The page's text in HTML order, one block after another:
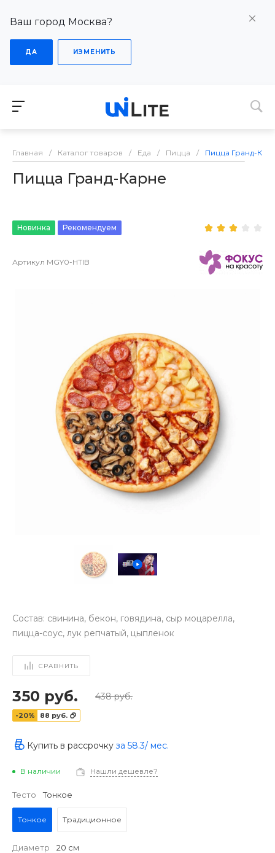
Ваш город Москва?
ДА ИЗМЕНИТЬ
Главная / Каталог товаров / Еда / Пицца / Пицца Гранд-
Пицца Гранд-Карне
Новинка Рекомендуем
Артикул MGY0-HTIB
Состав: свинина, бекон, говядина, сыр моцарелла,
пицца-соус, лук репчатый, цыпленок
СРАВНИТЬ
350 руб. 438 руб.
-20% 88 руб.
Купить в рассрочку за 58.3/ мес.
В наличии Нашли дешевле?
Тесто Тонкое
Тонкое Традиционное
Диаметр 20 см